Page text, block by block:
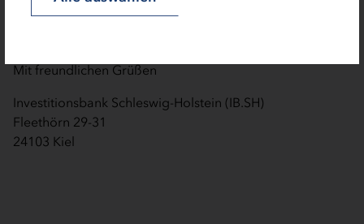
Bitte senden Sie die Antwort, sowie die ausgefüllte
Mit freundlichen Grüßen
Investitionsbank Schleswig-Holstein (IB.SH)
Fleethörn 29-31
24103 Kiel